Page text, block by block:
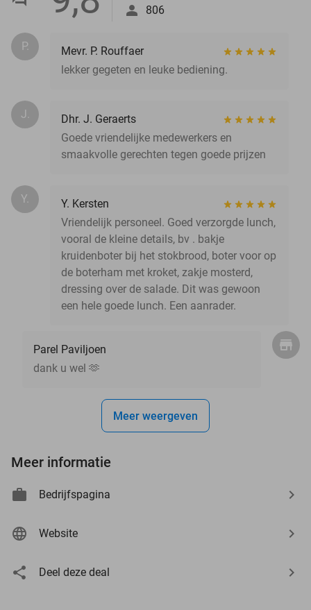
806
P.
Mevr. P. Rouffaer
lekker gegeten en leuke bediening.
J.
Dhr. J. Geraerts
Goede vriendelijke medewerkers en
smaakvolle gerechten tegen goede prijzen
Y.
Y. Kersten
Vriendelijk personeel. Goed verzorgde lunch,
vooral de kleine details, bv . bakje
kruidenboter bij het stokbrood, boter voor op
de boterham met kroket, zakje mosterd,
dressing over de salade. Dit was gewoon
een hele goede lunch. Een aanrader.
Parel Paviljoen
dank u wel 🫶
Meer weergeven
Meer informatie
Bedrijfspagina
Website
Deel deze deal